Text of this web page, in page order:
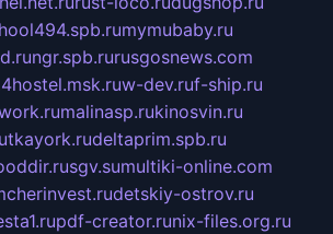
mymubaby.ru
ngr.spb.rurusgosnews.com
w-dev.ruf-ship.ru
malinasp.rukinosvin.ru
deltaprim.spb.ru
sgv.sumultiki-online.com
cherinvest.rudetskiy-ostrov.ru
pdf-creator.runix-files.org.ru